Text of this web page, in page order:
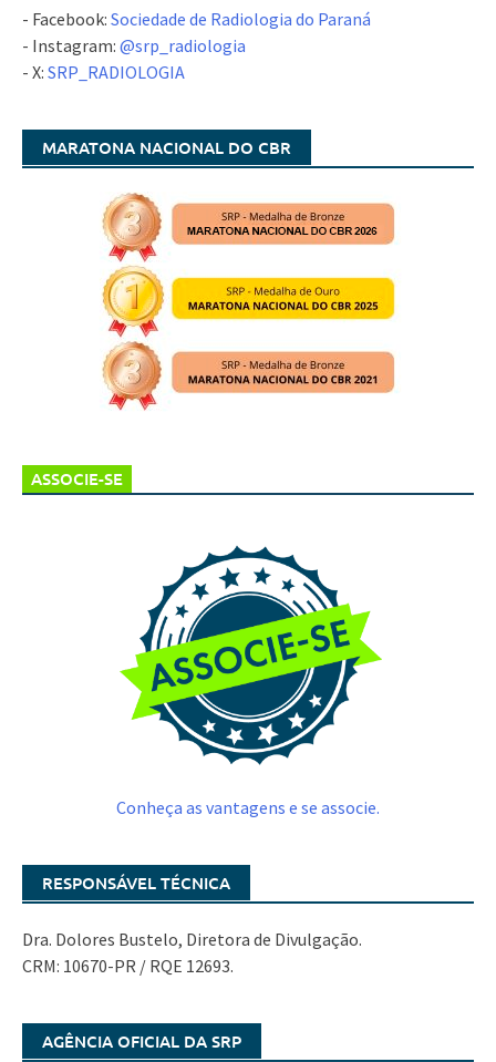
- Facebook: Sociedade de Radiologia do Paraná
- Instagram: @srp_radiologia
- X: SRP_RADIOLOGIA
MARATONA NACIONAL DO CBR
ASSOCIE-SE
Conheça as vantagens e se associe.
RESPONSÁVEL TÉCNICA
Dra. Dolores Bustelo, Diretora de Divulgação.
CRM: 10670-PR / RQE 12693.
AGÊNCIA OFICIAL DA SRP